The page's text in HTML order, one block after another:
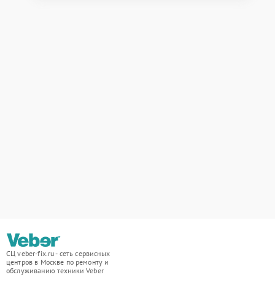
СЦ veber-fix.ru - сеть сервисных
центров в Москве по ремонту и
обслуживанию техники Veber